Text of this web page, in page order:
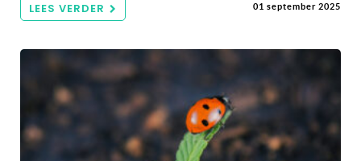
LEES VERDER 01 september 2025